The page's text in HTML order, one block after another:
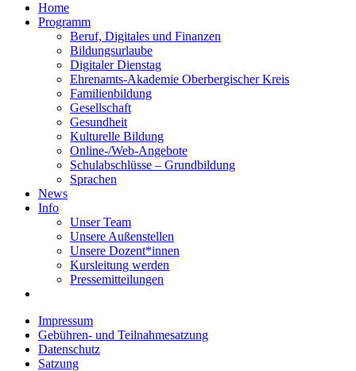
Home
Programm
Beruf, Digitales und Finanzen
Bildungsurlaube
Digitaler Dienstag
Ehrenamts-Akademie Oberbergischer Kreis
Familienbildung
Gesellschaft
Gesundheit
Kulturelle Bildung
Online-/Web-Angebote
Schulabschlüsse – Grundbildung
Sprachen
News
Info
Unser Team
Unsere Außenstellen
Unsere Dozent*innen
Kursleitung werden
Pressemitteilungen
Impressum
Gebühren- und Teilnahmesatzung
Datenschutz
Satzung